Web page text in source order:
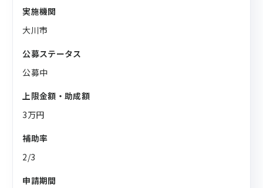
実施機関
大川市
公募ステータス
公募中
上限金額・助成額
3万円
補助率
2/3
申請期間